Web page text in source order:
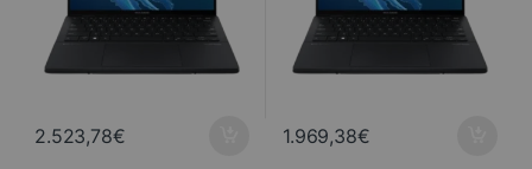
2.523,78€ 1.969,38€